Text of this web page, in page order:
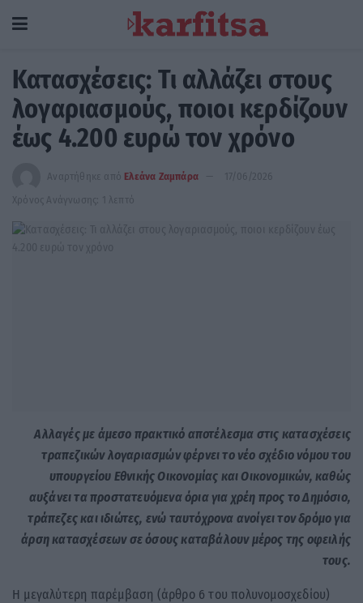
Κατασχέσεις: Τι αλλάζει στους
λογαριασμούς, ποιοι κερδίζουν
έως 4.200 ευρώ τον χρόνο
Αναρτήθηκε από Ελεάνα Ζαμπάρα
17/06/2026
Χρόνος Ανάγνωσης: 1 λεπτό
Αλλαγές με άμεσο πρακτικό αποτέλεσμα στις κατασχέσεις
τραπεζικών λογαριασμών φέρνει το νέο σχέδιο νόμου του
υπουργείου Εθνικής Οικονομίας και Οικονομικών, καθώς
αυξάνει τα προστατευόμενα όρια για χρέη προς το Δημόσιο,
τράπεζες και ιδιώτες, ενώ ταυτόχρονα ανοίγει τον δρόμο για
άρση κατασχέσεων σε όσους καταβάλουν μέρος της οφειλής
τους.
Η μεγαλύτερη παρέμβαση (άρθρο 6 του πολυνομοσχεδίου)